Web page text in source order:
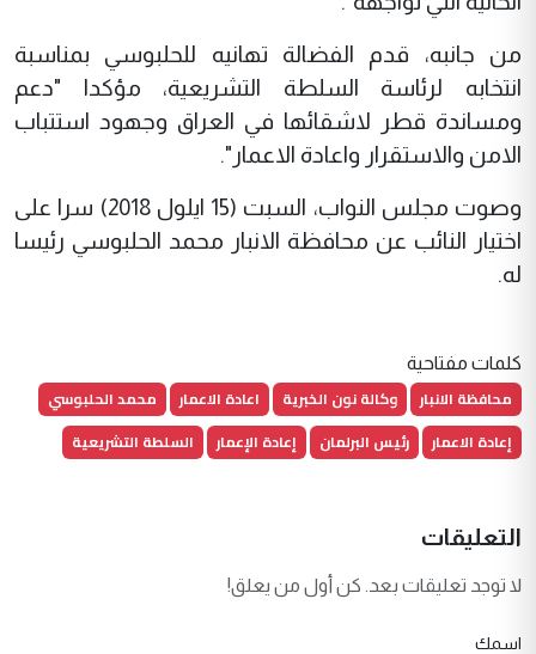
من جانبه، قدم الفضالة تهانيه للحلبوسي بمناسبة
انتخابه لرئاسة السلطة التشريعية، مؤكدا "دعم
ومساندة قطر لاشقائها في العراق وجهود استتباب
الامن والاستقرار واعادة الاعمار".
وصوت مجلس النواب، السبت (15 ايلول 2018) سرا على
اختيار النائب عن محافظة الانبار محمد الحلبوسي رئيسا
له.
كلمات مفتاحية
محافظة الانبار وكالة نون الخبرية اعادة الاعمار
محمد الحلبوسي
إعادة الاعمار
رئيس البرلمان إعادة الإعمار السلطة التشريعية
التعليقات
لا توجد تعليقات بعد. كن أول من يعلق!
اسمك